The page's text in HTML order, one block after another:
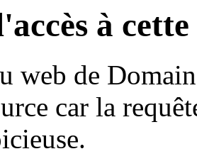
à
web de
car la